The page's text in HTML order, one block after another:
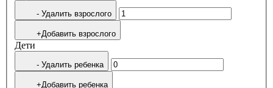
- Удалить взрослого
+Добавить взрослого
Дети
- Удалить ребенка
+Добавить ребенка